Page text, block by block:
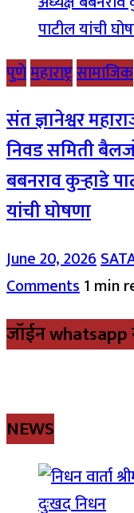
पुणेमहाराष्ट्रसामाजिक
संत ज्ञानेश्वर
निवड समिती
बबनराव कुऱ्हाडे
यांची घोषणा
June 20, 2026
Comments1 min
जॉईन whatsapp
NEWS